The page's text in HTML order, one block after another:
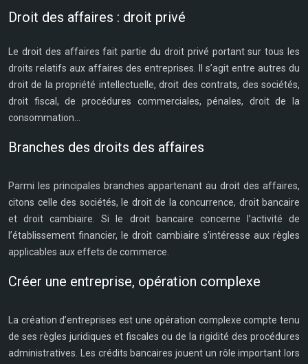
Droit des affaires : droit privé
Le droit des affaires fait partie du droit privé portant sur tous les
droits relatifs aux affaires des entreprises. Il s’agit entre autres du
droit de la propriété intellectuelle, droit des contrats, des sociétés,
droit fiscal, de procédures commerciales, pénales, droit de la
consommation…
Branches des droits des affaires
Parmi les principales branches appartenant au droit des affaires,
citons celle des sociétés, le droit de la concurrence, droit bancaire
et droit cambiaire. Si le droit bancaire concerne l’activité de
l’établissement financier, le droit cambiaire s’intéresse aux règles
applicables aux effets de commerce.
Créer une entreprise, opération complexe
La création d’entreprises est une opération complexe compte tenu
de ses règles juridiques et fiscales ou de la rigidité des procédures
administratives. Les crédits bancaires jouent un rôle important lors